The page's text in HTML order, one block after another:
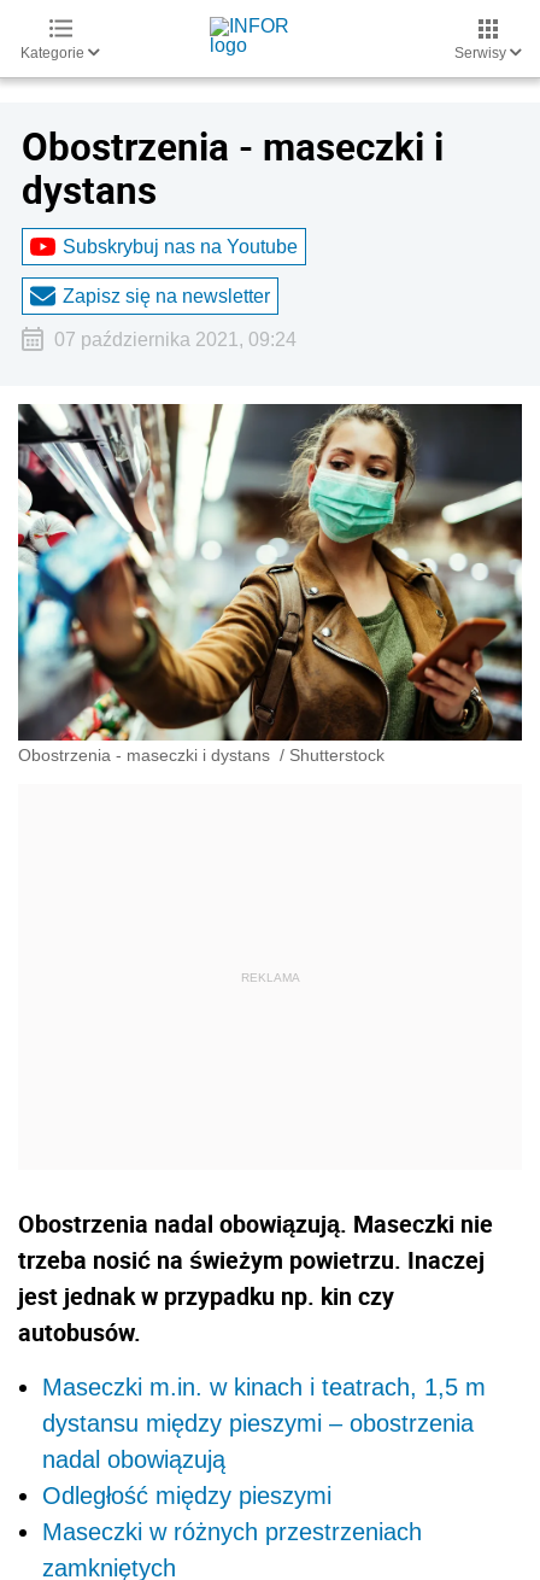
Kategorie Serwisy
Obostrzenia - maseczki i
dystans
Subskrybuj nas na Youtube
Zapisz się na newsletter
07 października 2021, 09:24
Obostrzenia - maseczki i dystans / Shutterstock
Obostrzenia nadal obowiązują. Maseczki nie
trzeba nosić na świeżym powietrzu. Inaczej
jest jednak w przypadku np. kin czy
autobusów.
Maseczki m.in. w kinach i teatrach, 1,5 m
dystansu między pieszymi – obostrzenia
nadal obowiązują
Odległość między pieszymi
Maseczki w różnych przestrzeniach
zamkniętych